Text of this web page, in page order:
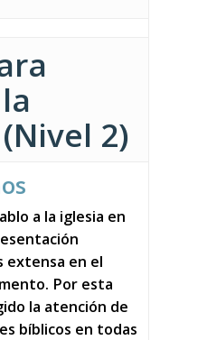
2)
a la iglesia en
extensa en el
Por esta
la atención de
bíblicos en todas